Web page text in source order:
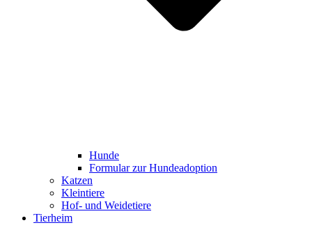
Hunde
Formular zur Hundeadoption
Katzen
Kleintiere
Hof- und Weidetiere
Tierheim